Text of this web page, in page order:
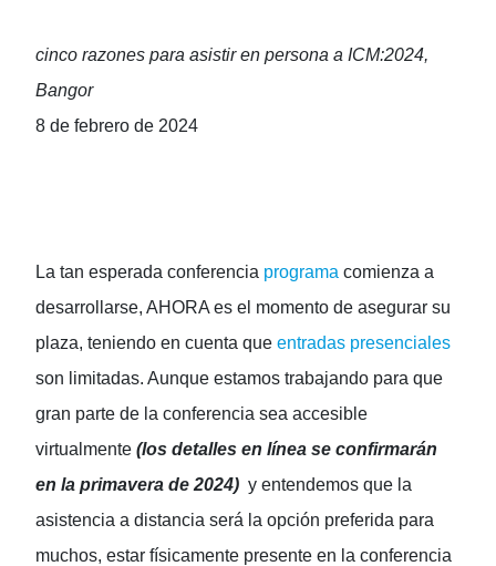
cinco razones para asistir en persona a ICM:2024,
Bangor
8 de febrero de 2024
La tan esperada conferencia programa comienza a
desarrollarse, AHORA es el momento de asegurar su
plaza, teniendo en cuenta queentradas presenciales
son limitadas. Aunque estamos trabajando para que
gran parte de la conferencia sea accesible
virtualmente(los detalles en línea se confirmarán
en la primavera de 2024) y entendemos que la
asistencia a distancia será la opción preferida para
muchos, estar físicamente presente en la conferencia